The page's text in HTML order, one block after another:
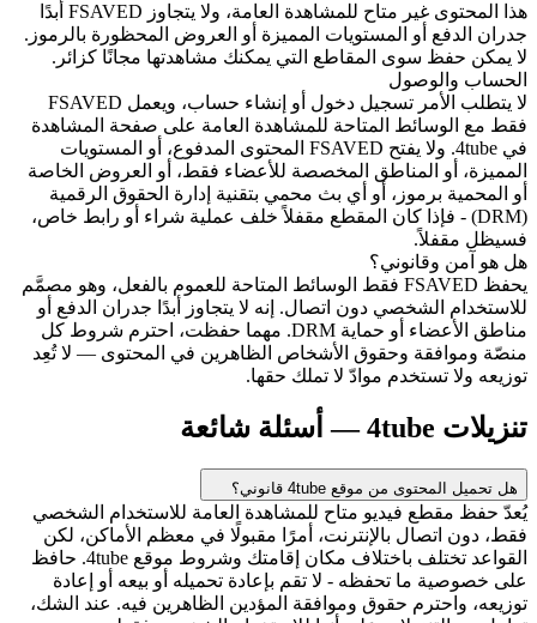
هذا المحتوى غير متاح للمشاهدة العامة، ولا يتجاوز FSAVED أبدًا
جدران الدفع أو المستويات المميزة أو العروض المحظورة بالرموز.
لا يمكن حفظ سوى المقاطع التي يمكنك مشاهدتها مجانًا كزائر.
الحساب والوصول
لا يتطلب الأمر تسجيل دخول أو إنشاء حساب، ويعمل FSAVED
فقط مع الوسائط المتاحة للمشاهدة العامة على صفحة المشاهدة
في 4tube. ولا يفتح FSAVED المحتوى المدفوع، أو المستويات
المميزة، أو المناطق المخصصة للأعضاء فقط، أو العروض الخاصة
أو المحمية برموز، أو أي بث محمي بتقنية إدارة الحقوق الرقمية
(DRM) - فإذا كان المقطع مقفلاً خلف عملية شراء أو رابط خاص،
فسيظل مقفلاً.
هل هو آمن وقانوني؟
يحفظ FSAVED فقط الوسائط المتاحة للعموم بالفعل، وهو مصمَّم
للاستخدام الشخصي دون اتصال. إنه لا يتجاوز أبدًا جدران الدفع أو
مناطق الأعضاء أو حماية DRM. مهما حفظت، احترم شروط كل
منصّة وموافقة وحقوق الأشخاص الظاهرين في المحتوى — لا تُعِد
توزيعه ولا تستخدم موادّ لا تملك حقها.
تنزيلات 4tube — أسئلة شائعة
هل تحميل المحتوى من موقع 4tube قانوني؟
يُعدّ حفظ مقطع فيديو متاح للمشاهدة العامة للاستخدام الشخصي
فقط، دون اتصال بالإنترنت، أمرًا مقبولًا في معظم الأماكن، لكن
القواعد تختلف باختلاف مكان إقامتك وشروط موقع 4tube. حافظ
على خصوصية ما تحفظه - لا تقم بإعادة تحميله أو بيعه أو إعادة
توزيعه، واحترم حقوق وموافقة المؤدين الظاهرين فيه. عند الشك،